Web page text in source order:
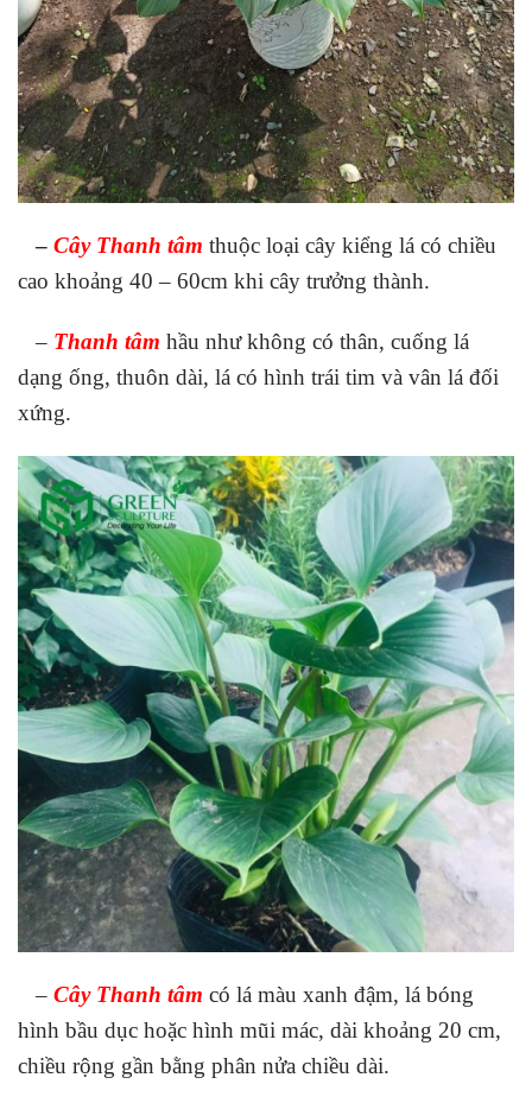
– Cây Thanh tâm thuộc loại cây kiểng lá có chiều
cao khoảng 40 – 60cm khi cây trưởng thành.
– Thanh tâm hầu như không có thân, cuống lá
dạng ống, thuôn dài, lá có hình trái tim và vân lá đối
xứng.
– Cây Thanh tâm có lá màu xanh đậm, lá bóng
hình bầu dục hoặc hình mũi mác, dài khoảng 20 cm,
chiều rộng gần bằng phân nửa chiều dài.